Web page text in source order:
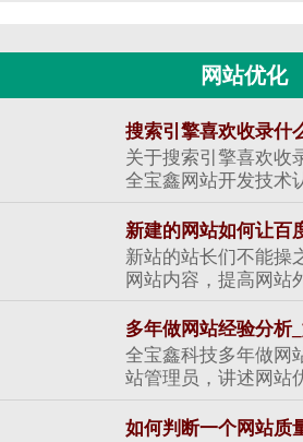
网站优化
搜索引擎喜欢收录什
关于搜索引擎喜欢收
全宝鑫网站开发技术
新建的网站如何让百
新站的站长们不能操
网站内容，提高网站
多年做网站经验分析
全宝鑫科技多年做网
站管理员，讲述网站
如何判断一个网站质